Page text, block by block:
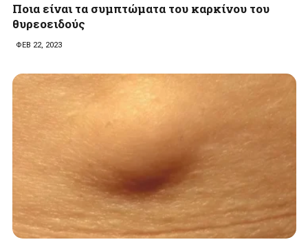
Ποια είναι τα συμπτώματα του καρκίνου του
θυρεοειδούς
ΦΕΒ 22, 2023